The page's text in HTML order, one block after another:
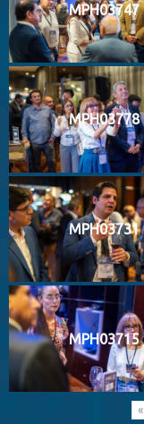
MPH03747
MPH03778
MPH03731
MPH03715
«